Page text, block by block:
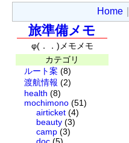
Home｜
旅準備メモ
φ(．．)メモメモ
カテゴリ
ルート案 (8)
渡航情報 (2)
health (8)
mochimono (51)
airticket (4)
beauty (3)
camp (3)